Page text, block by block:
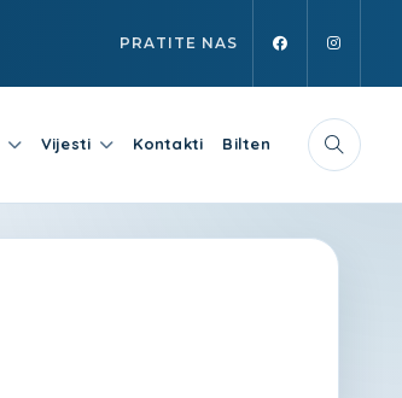
PRATITE NAS
Vijesti Kontakti Bilten